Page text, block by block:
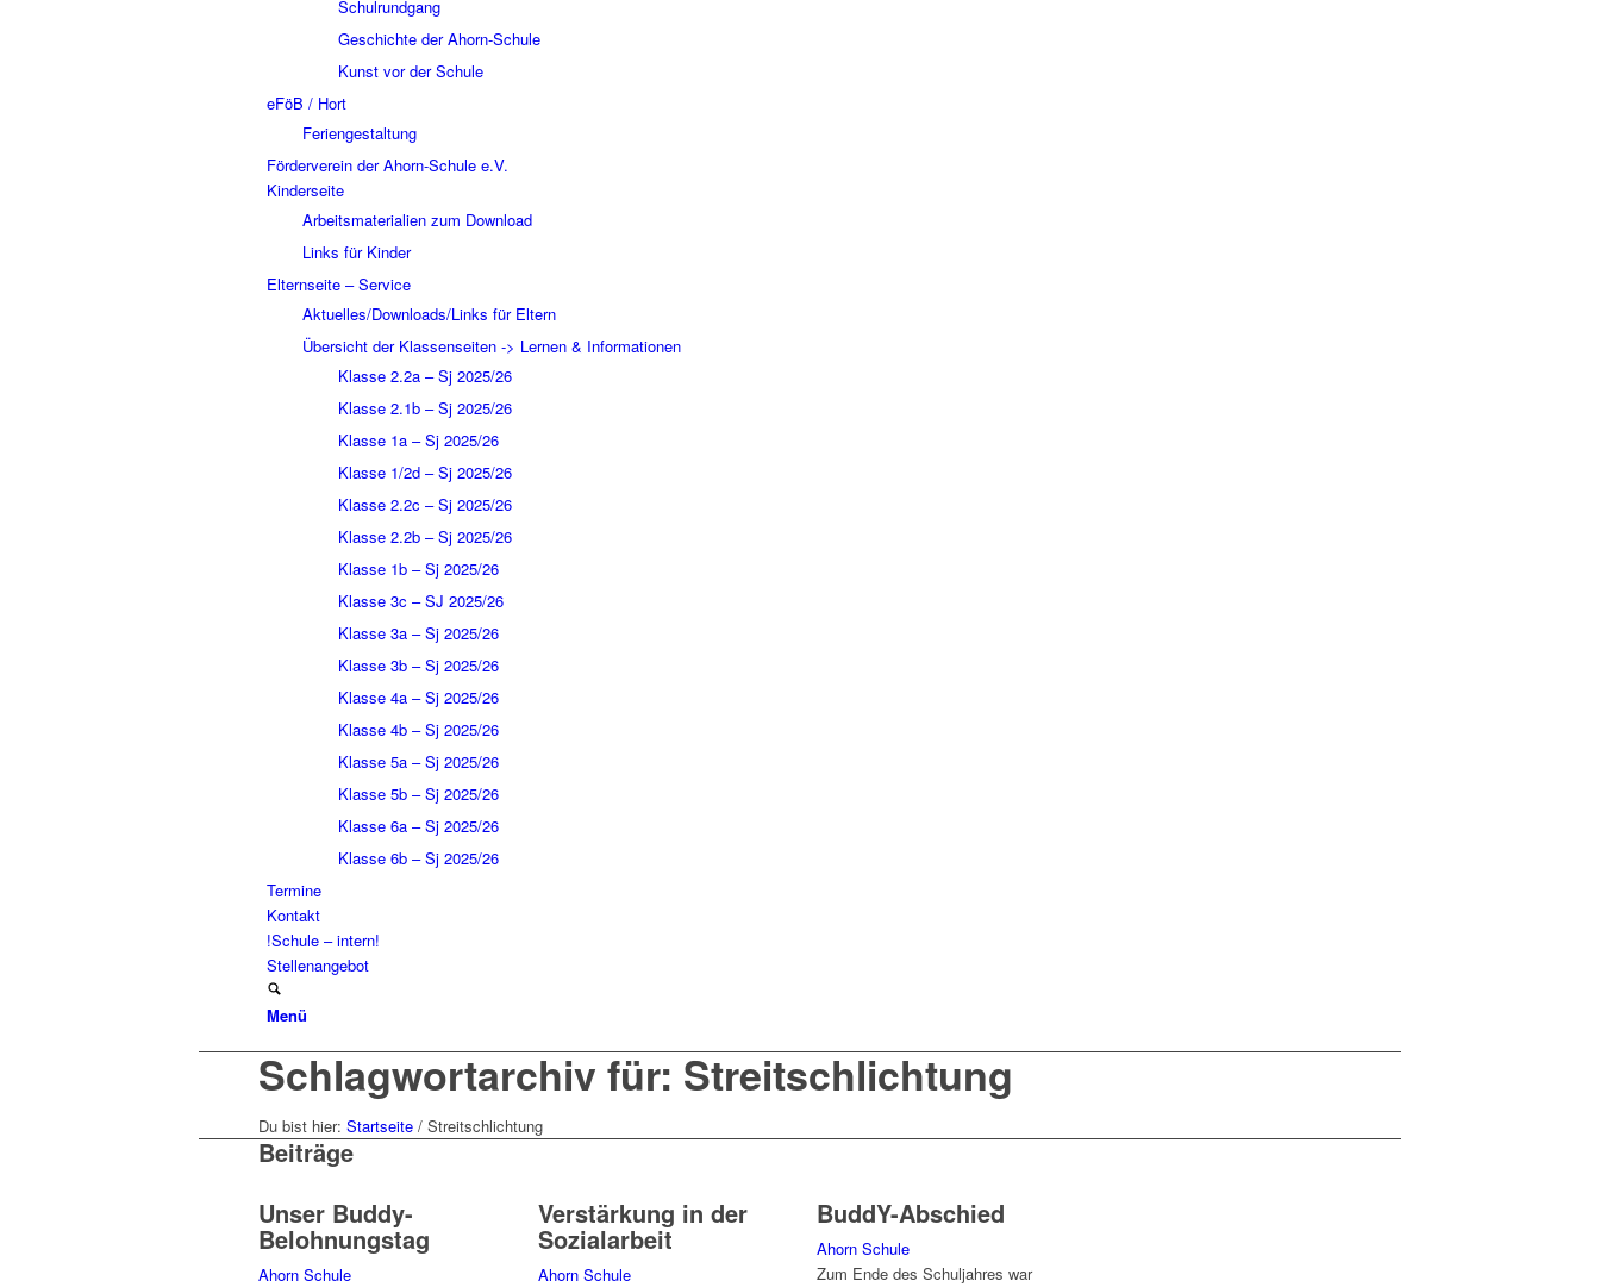
Schulrundgang
Geschichte der Ahorn-Schule
Kunst vor der Schule
eFöB / Hort
Feriengestaltung
Förderverein der Ahorn-Schule e.V.
Kinderseite
Arbeitsmaterialien zum Download
Links für Kinder
Elternseite – Service
Aktuelles/Downloads/Links für Eltern
Übersicht der Klassenseiten -> Lernen & Informationen
Klasse 2.2a – Sj 2025/26
Klasse 2.1b – Sj 2025/26
Klasse 1a – Sj 2025/26
Klasse 1/2d – Sj 2025/26
Klasse 2.2c – Sj 2025/26
Klasse 2.2b – Sj 2025/26
Klasse 1b – Sj 2025/26
Klasse 3c – SJ 2025/26
Klasse 3a – Sj 2025/26
Klasse 3b – Sj 2025/26
Klasse 4a – Sj 2025/26
Klasse 4b – Sj 2025/26
Klasse 5a – Sj 2025/26
Klasse 5b – Sj 2025/26
Klasse 6a – Sj 2025/26
Klasse 6b – Sj 2025/26
Termine
Kontakt
!Schule – intern!
Stellenangebot
Menü
Schlagwortarchiv für: Streitschlichtung
Du bist hier: Startseite / Streitschlichtung
Beiträge
Unser Buddy-
Belohnungstag
Ahorn Schule
Verstärkung in der
Sozialarbeit
Ahorn Schule
BuddY-Abschied
Ahorn Schule
Zum Ende des Schuljahres war